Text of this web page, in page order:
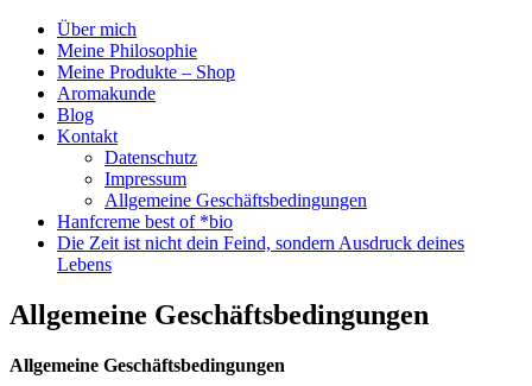
NATHALIE
GEISTBERGER
cosmetics
Herzlich
willkommen…
schön, dass du
da bist!
Über mich
Meine Philosophie
Meine Produkte – Shop
Aromakunde
Blog
Kontakt
Datenschutz
Impressum
Allgemeine Geschäftsbedingungen
Hanfcreme best of *bio
Die Zeit ist nicht dein Feind, sondern Ausdruck deines
Lebens
Allgemeine Geschäftsbedingungen
Allgemeine Geschäftsbedingungen